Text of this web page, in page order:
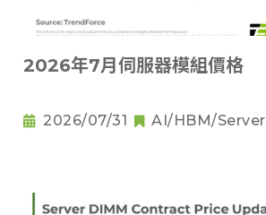
2026年7月伺服器模組價格
2026/07/31 AI/HBM/Server